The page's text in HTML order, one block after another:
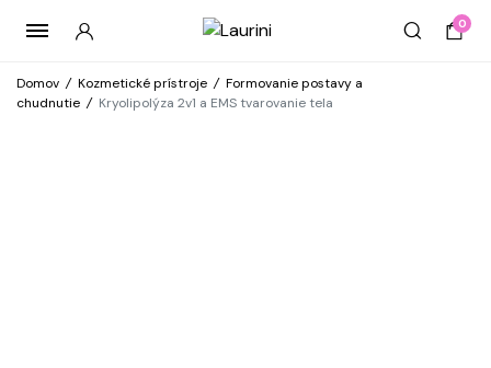
0
Domov / Kozmetické prístroje / Formovanie postavy a
chudnutie / Kryolipolýza 2v1 a EMS tvarovanie tela